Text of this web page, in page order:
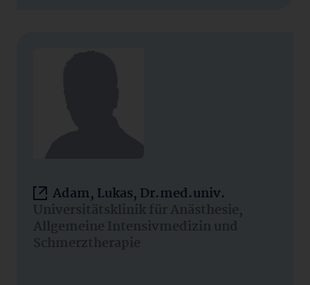
Adam, Lukas, Dr.med.univ.
Universitätsklinik für Anästhesie,
Allgemeine Intensivmedizin und
Schmerztherapie